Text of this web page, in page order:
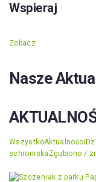
Wspieraj
Zobacz
Nasze
WszystkoAktualności
schroniska Zgubiono /